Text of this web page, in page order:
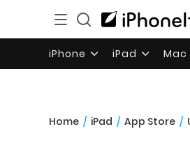
iPhone iPad Mac
Home / iPad / App Store /